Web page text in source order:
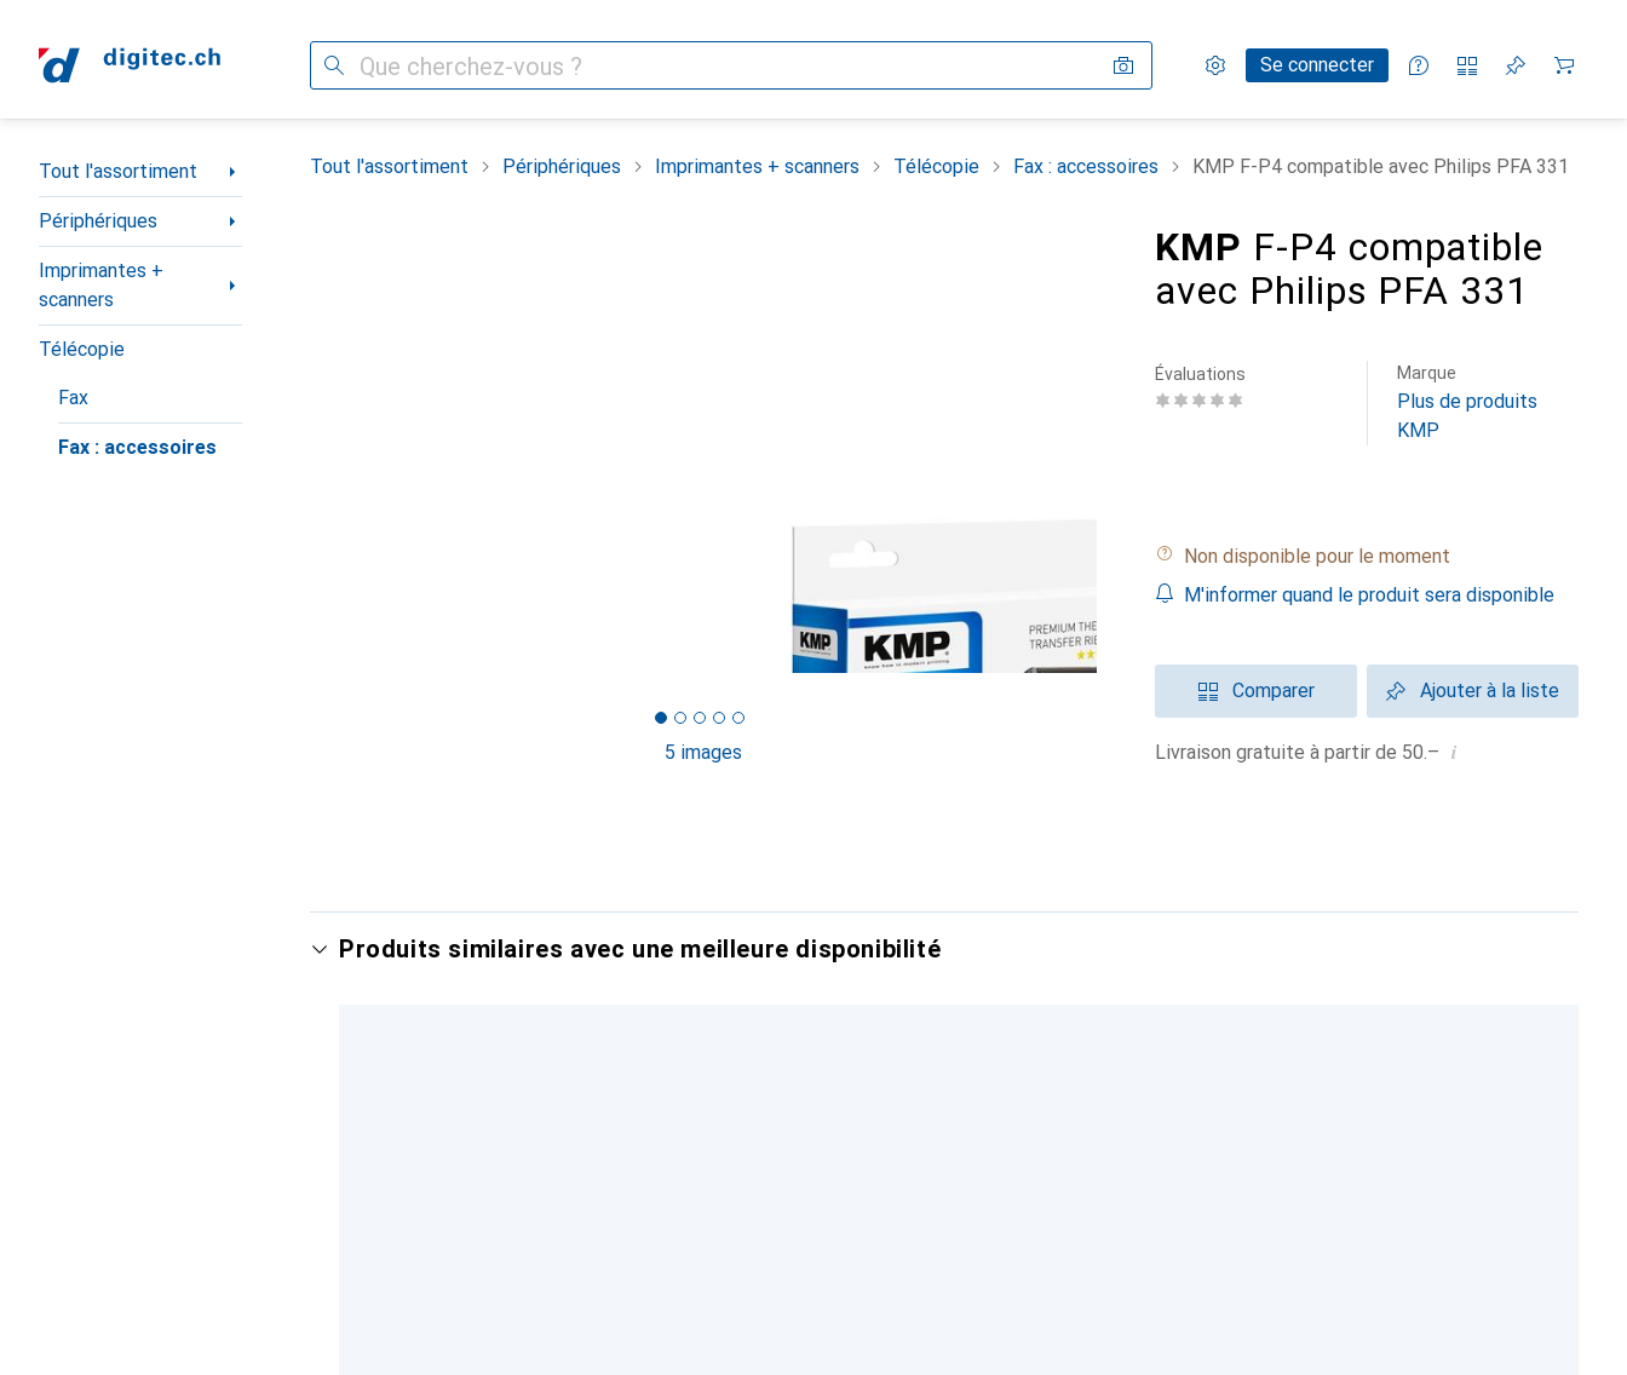
Recherche Paramètres
Compte clientSe connecter
Listes de comparaison
Listes d'envies
Panier
Navigation par catégorie
Tout l'assortiment
Périphériques
Imprimantes +
scanners
Télécopie
Fax
Fax : accessoires
Tout l'assortiment Périphériques Imprimantes + scanners Télécopie Fax : accessoires KMP F-P4 compatible avec Philips PFA 331
5 images
KMP F-P4 compatible
avec Philips PFA 331
Évaluations Marque
Plus de produits
KMP
Non disponible pour le moment
M'informer quand le produit sera disponible
Comparer Ajouter à la liste
Livraison gratuite à partir de 50.– i
Produits similaires avec une meilleure disponibilité